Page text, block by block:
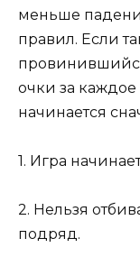
меньше
правил. Если
очки за каждое
начинается
1. Игра
2. Нельзя
подряд.